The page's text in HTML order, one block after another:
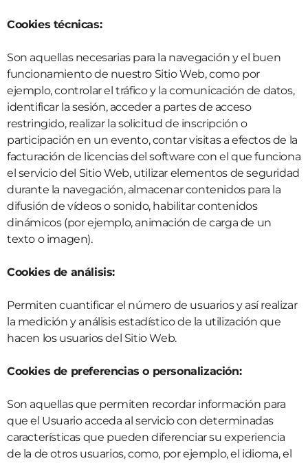
Cookies técnicas:
Son aquellas necesarias para la navegación y el buen
funcionamiento de nuestro Sitio Web, como por
ejemplo, controlar el tráfico y la comunicación de datos,
identificar la sesión, acceder a partes de acceso
restringido, realizar la solicitud de inscripción o
participación en un evento, contar visitas a efectos de la
facturación de licencias del software con el que funciona
el servicio del Sitio Web, utilizar elementos de seguridad
durante la navegación, almacenar contenidos para la
difusión de vídeos o sonido, habilitar contenidos
dinámicos (por ejemplo, animación de carga de un
texto o imagen).
Cookies de análisis:
Permiten cuantificar el número de usuarios y así realizar
la medición y análisis estadístico de la utilización que
hacen los usuarios del Sitio Web.
Cookies de preferencias o personalización:
Son aquellas que permiten recordar información para
que el Usuario acceda al servicio con determinadas
características que pueden diferenciar su experiencia
de la de otros usuarios, como, por ejemplo, el idioma, el